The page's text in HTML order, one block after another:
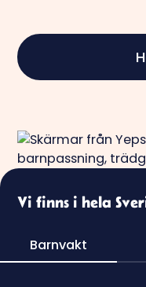
Vi finns i hela
Barnvakt